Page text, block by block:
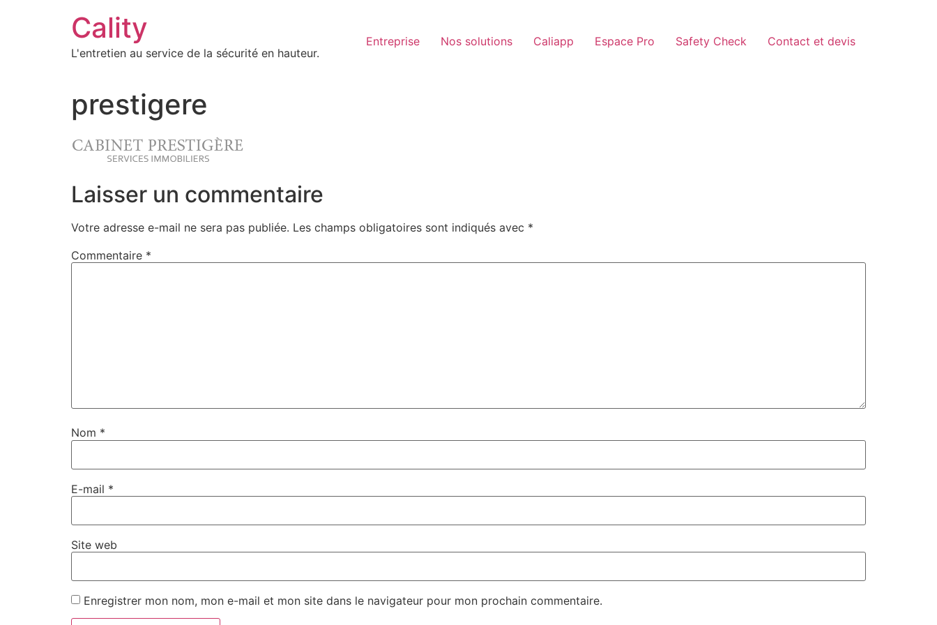
Cality
L'entretien au service de la sécurité en hauteur.
Entreprise Nos solutions Caliapp Espace Pro Safety Check Contact et devis
prestigere
Laisser un commentaire
Votre adresse e-mail ne sera pas publiée. Les champs obligatoires sont indiqués avec *
Commentaire *
Nom *
E-mail *
Site web
Enregistrer mon nom, mon e-mail et mon site dans le navigateur pour mon prochain commentaire.